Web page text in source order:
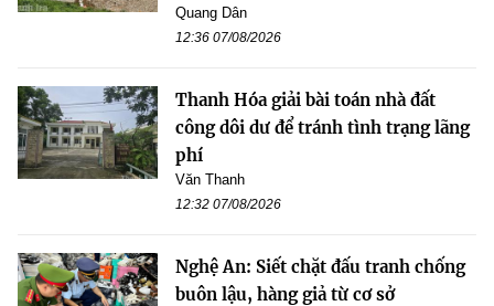
Quang Dân
12:36 07/08/2026
Thanh Hóa giải bài toán nhà đất
công dôi dư để tránh tình trạng lãng
phí
Văn Thanh
12:32 07/08/2026
Nghệ An: Siết chặt đấu tranh chống
buôn lậu, hàng giả từ cơ sở